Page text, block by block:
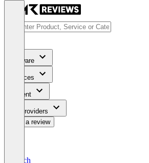
Software
Services
Content
For Providers
Write a review
Deutsch